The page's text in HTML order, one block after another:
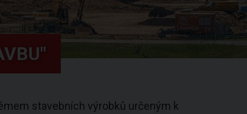
stavebních výrobků určeným k